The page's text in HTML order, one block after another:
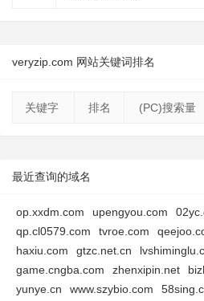
veryzip.com 网站关键词排名
关键字 排名 (PC)搜索量
最近查询的域名
op.xxdm.com upengyou.com
qp.cl0579.com
tvroe.com
haxiu.com
gtzc.net.cn
game.cngba.com
zhenxipin.net
yunye.cn
www.szybio.com